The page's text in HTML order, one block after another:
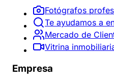
Fotógrafos
Te ayudamos a
Mercado de
Vitrina
Empresa